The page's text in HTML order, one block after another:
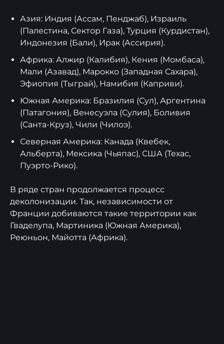
Азия: Индия (Ассам, Пенджаб), Израиль
(Палестина, Сектор Газа), Турция (Курдистан),
Индонезия (Бали), Ирак (Ассирия).
Африка: Алжир (Калибия), Кения (Момбаса),
Мали (Азавад), Марокко (Западная Сахара),
Эфиопия (Тыграй), Намибия (Каприви).
Южная Америка: Бразилия (Сул), Аргентина
(Патагония), Венесуэла (Сулия), Боливия
(Санта-Круз), Чили (Чилоэ).
Северная Америка: Канада (Квебек,
Альберта), Мексика (Чьяпас), США (Техас,
Пуэрто-Рико).
В ряде стран продолжается процесс
деколонизации. Так, независимости от
Франции добиваются такие территории как
Гваделупа, Мартиника (Южная Америка),
Реюньон, Майотта (Африка).